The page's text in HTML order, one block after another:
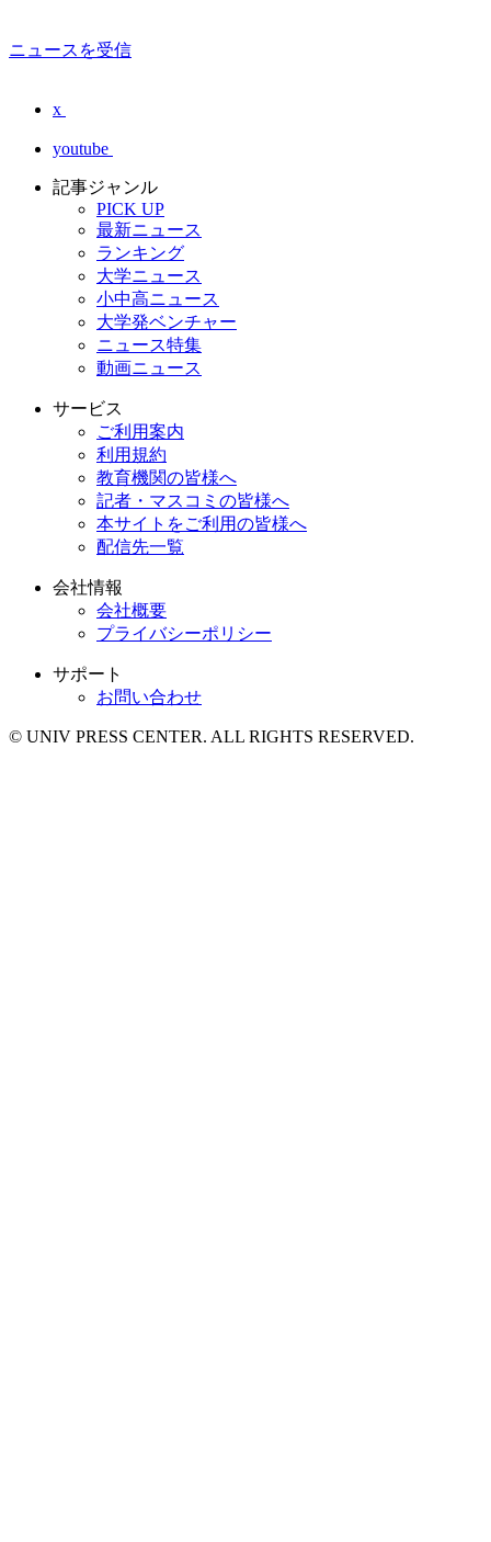
ニュースを受信
x
youtube
記事ジャンル
PICK UP
最新ニュース
ランキング
大学ニュース
小中高ニュース
大学発ベンチャー
ニュース特集
動画ニュース
サービス
ご利用案内
利用規約
教育機関の皆様へ
記者・マスコミの皆様へ
本サイトをご利用の皆様へ
配信先一覧
会社情報
会社概要
プライバシーポリシー
サポート
お問い合わせ
© UNIV PRESS CENTER. ALL RIGHTS RESERVED.